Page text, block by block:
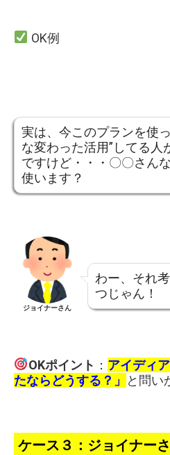
OK例
実は、今このプランを使
な変わった活用”してる人
ですけど・・・〇〇さん
使います？
ジョイナーさん
わー、それ
つじゃん！
OKポイント ： アイディ
たならどうする？」
と問い
ケース３：ジョイナー